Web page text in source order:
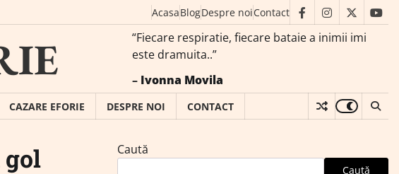
AcasaBlogDespre noiContact facebookinstagram
twitter
“Fiecare respiratie, fiecare bataie a inimii imi
este dramuita..”
– Ivonna Movila
CAZARE EFORIE DESPRE NOI CONTACT
Caută
Caută